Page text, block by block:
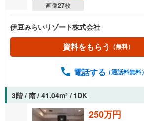
画像27枚
伊豆みらいリゾート株式会社
資料をもらう （無料）
電話する （通話料無料）
3階 / 南 / 41.04m2 / 1DK
250万円